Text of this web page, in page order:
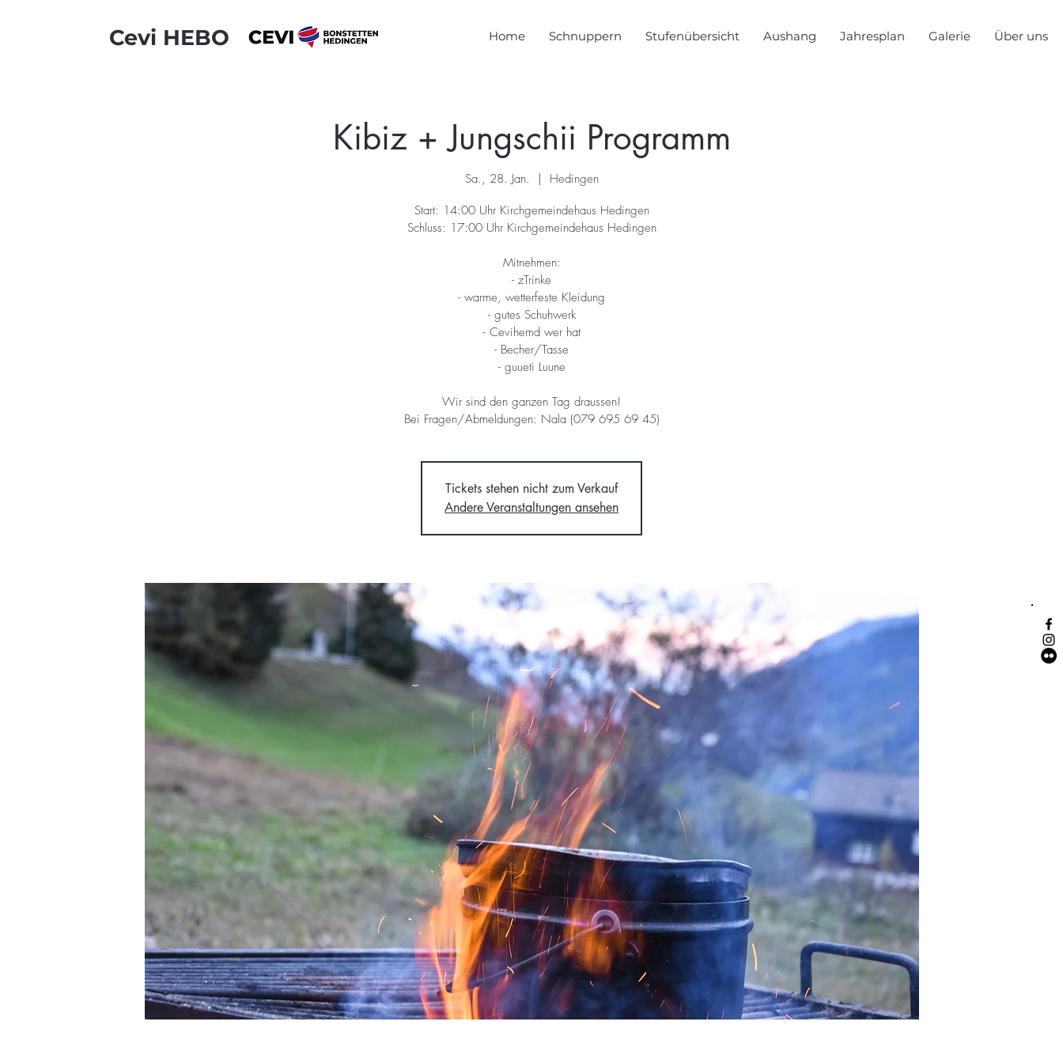
Cevi HEBO Home Schnuppern Stufenübersicht Aushang Jahresplan Galerie Über uns
Kibiz + Jungschii Programm
Sa., 28. Jan.
  |
Hedingen
Start: 14:00 Uhr Kirchgemeindehaus Hedingen
Schluss: 17:00 Uhr Kirchgemeindehaus Hedingen
Mitnehmen:
- zTrinke
- warme, wetterfeste Kleidung
- gutes Schuhwerk
- Cevihemd wer hat
- Becher/Tasse
- guueti Luune
Wir sind den ganzen Tag draussen!
Bei Fragen/Abmeldungen: Nala (079 695 69 45)
Tickets stehen nicht zum Verkauf
Andere Veranstaltungen ansehen